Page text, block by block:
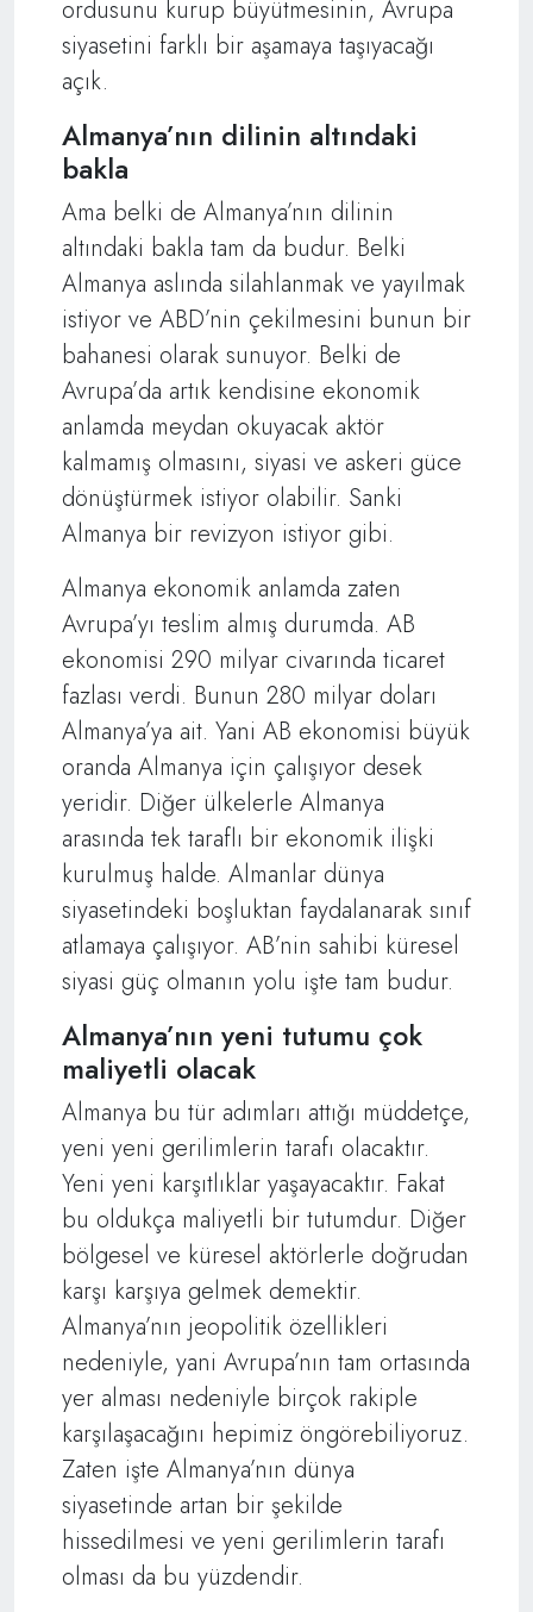
ordusunu kurup büyütmesinin, Avrupa
siyasetini farklı bir aşamaya taşıyacağı
açık.
Almanya’nın dilinin altındaki
bakla
Ama belki de Almanya’nın dilinin
altındaki bakla tam da budur. Belki
Almanya aslında silahlanmak ve yayılmak
istiyor ve ABD’nin çekilmesini bunun bir
bahanesi olarak sunuyor. Belki de
Avrupa’da artık kendisine ekonomik
anlamda meydan okuyacak aktör
kalmamış olmasını, siyasi ve askeri güce
dönüştürmek istiyor olabilir. Sanki
Almanya bir revizyon istiyor gibi.
Almanya ekonomik anlamda zaten
Avrupa’yı teslim almış durumda. AB
ekonomisi 290 milyar civarında ticaret
fazlası verdi. Bunun 280 milyar doları
Almanya’ya ait. Yani AB ekonomisi büyük
oranda Almanya için çalışıyor desek
yeridir. Diğer ülkelerle Almanya
arasında tek taraflı bir ekonomik ilişki
kurulmuş halde. Almanlar dünya
siyasetindeki boşluktan faydalanarak sınıf
atlamaya çalışıyor. AB’nin sahibi küresel
siyasi güç olmanın yolu işte tam budur.
Almanya’nın yeni tutumu çok
maliyetli olacak
Almanya bu tür adımları attığı müddetçe,
yeni yeni gerilimlerin tarafı olacaktır.
Yeni yeni karşıtlıklar yaşayacaktır. Fakat
bu oldukça maliyetli bir tutumdur. Diğer
bölgesel ve küresel aktörlerle doğrudan
karşı karşıya gelmek demektir.
Almanya’nın jeopolitik özellikleri
nedeniyle, yani Avrupa’nın tam ortasında
yer alması nedeniyle birçok rakiple
karşılaşacağını hepimiz öngörebiliyoruz.
Zaten işte Almanya’nın dünya
siyasetinde artan bir şekilde
hissedilmesi ve yeni gerilimlerin tarafı
olması da bu yüzdendir.